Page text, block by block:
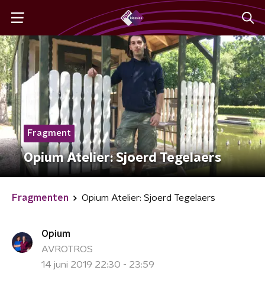
Fragment
Opium Atelier: Sjoerd Tegelaers
Fragmenten Opium Atelier: Sjoerd Tegelaers
Opium
AVROTROS
14 juni 2019 22:30 - 23:59